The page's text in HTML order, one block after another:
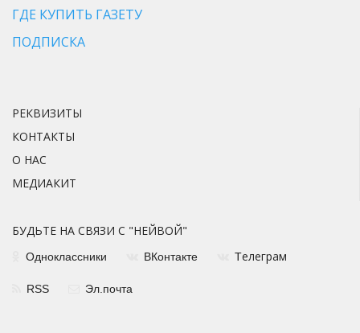
ГДЕ КУПИТЬ ГАЗЕТУ
ПОДПИСКА
РЕКВИЗИТЫ
КОНТАКТЫ
О НАС
МЕДИАКИТ
БУДЬТЕ НА СВЯЗИ С "НЕЙВОЙ"
Одноклассники ВКонтакте Телеграм
RSS Эл.почта